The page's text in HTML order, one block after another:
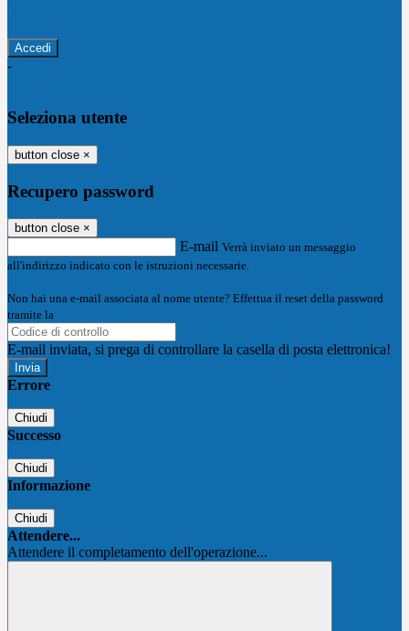
-
Seleziona utente
button close ×
Recupero password
button close ×
E-mail Verrà inviato un messaggio
all'indirizzo indicato con le istruzioni necessarie.
Non hai una e-mail associata al nome utente? Effettua il reset della password
tramite la
E-mail inviata, si prega di controllare la casella di posta elettronica!
Errore
Chiudi
Successo
Chiudi
Informazione
Chiudi
Attendere...
Attendere il completamento dell'operazione...